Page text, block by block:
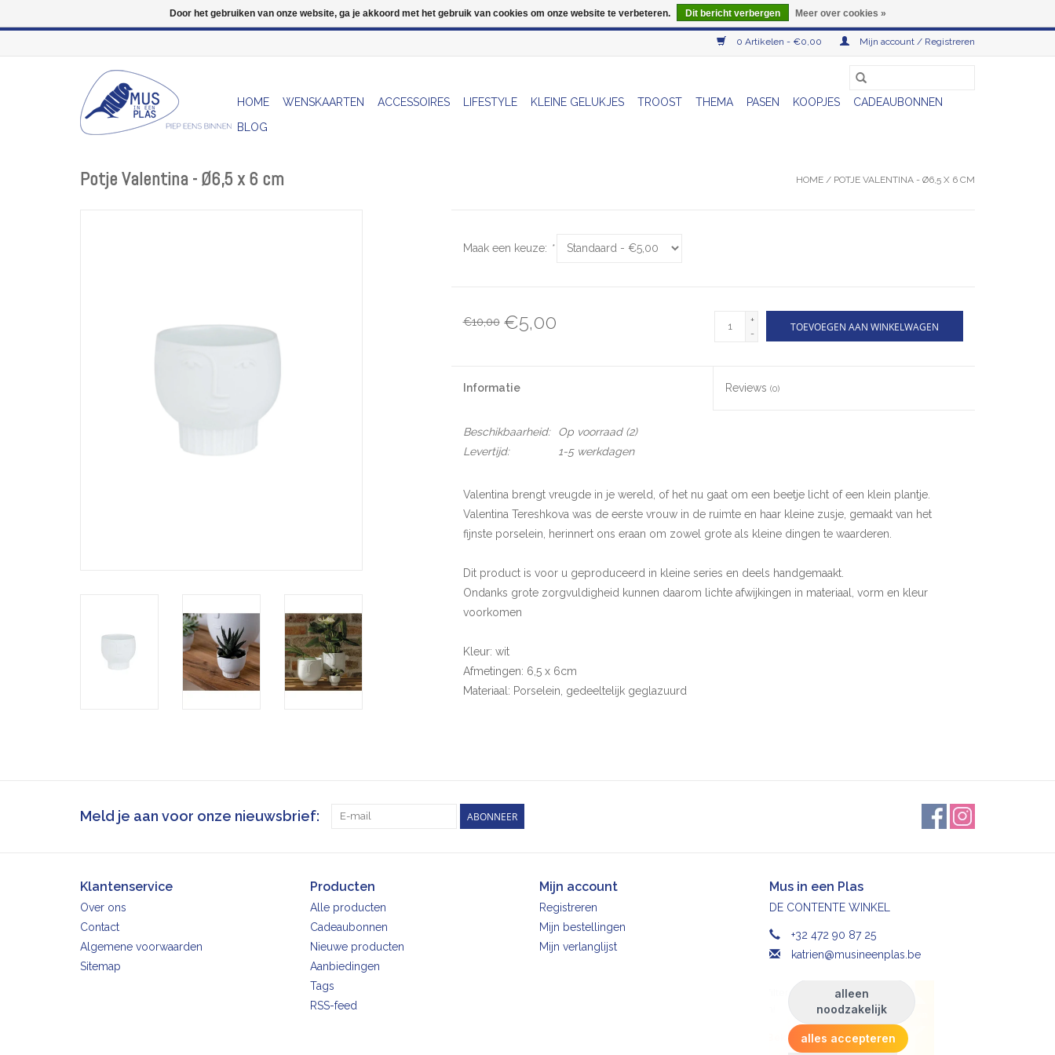
0 Artikelen - €0,00 Mijn account / Registreren
HOME WENSKAARTEN ACCESSOIRES LIFESTYLE KLEINE GELUKJES TROOST THEMA PASEN KOOPJES
CADEAUBONNEN
BLOG
Potje Valentina - Ø6,5 x 6 cm HOME / POTJE VALENTINA - Ø6,5 X 6 CM
Maak een keuze: *
€10,00 €5,00
+
-
TOEVOEGEN AAN WINKELWAGEN
Informatie Reviews(0)
Beschikbaarheid: Op voorraad(2)
Levertijd:
1-5 werkdagen
Valentina brengt vreugde in je wereld, of het nu gaat om een beetje licht of een klein plantje.
Valentina Tereshkova was de eerste vrouw in de ruimte en haar kleine zusje, gemaakt van het
fijnste porselein, herinnert ons eraan om zowel grote als kleine dingen te waarderen.
Dit product is voor u geproduceerd in kleine series en deels handgemaakt.
Ondanks grote zorgvuldigheid kunnen daarom lichte afwijkingen in materiaal, vorm en kleur
voorkomen
Kleur: wit
Afmetingen: 6,5 x 6cm
Materiaal: Porselein, gedeeltelijk geglazuurd
Meld je aan voor onze nieuwsbrief: ABONNEER
Klantenservice
Over ons
Contact
Algemene voorwaarden
Sitemap
Producten
Alle producten
Cadeaubonnen
Nieuwe producten
Aanbiedingen
Tags
RSS-feed
Mijn account
Registreren
Mijn bestellingen
Mijn verlanglijst
Mus in een Plas
DE CONTENTE WINKEL
+32 472 90 87 25
katrien@musineenplas.be
Door het gebruiken van onze website, ga je akkoord met het gebruik van cookies om onze website te verbeteren. Dit bericht verbergen Meer over cookies »
Wij zijn uitzonderlijk gesloten op Do 13/08